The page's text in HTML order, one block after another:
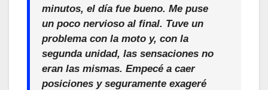
minutos, el día fue bueno. Me puse
un poco nervioso al final. Tuve un
problema con la moto y, con la
segunda unidad, las sensaciones no
eran las mismas. Empecé a caer
posiciones y seguramente exageré